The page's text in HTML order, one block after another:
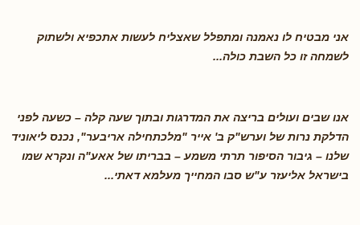
אני מבטיח לו נאמנה ומתפלל שאצליח לעשות אתכפיא ולשתוק
לשמחה זו כל השבת כולה...
אנו שבים ועולים בריצה את המדרגות ובתוך שעה קלה – כשעה לפני
הדלקת נרות של וערש"ק ב' אייר "מלכתחילה אריבער", נכנס ליאוניד
שלנו – גיבור הסיפור תרתי משמע – בבריתו של אאע"ה ונקרא שמו
בישראל אליעזר ע"ש סבו המחייך מעלמא דאתי...